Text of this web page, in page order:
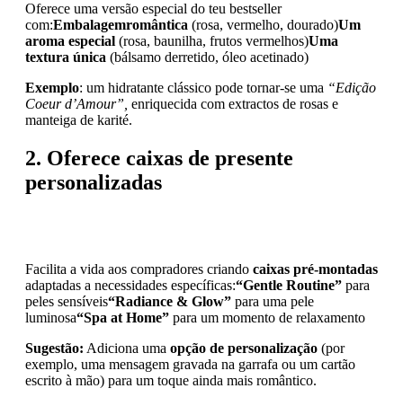
Oferece uma versão especial do teu bestseller
com:Embalagemromântica (rosa, vermelho, dourado)Um
aroma especial (rosa, baunilha, frutos vermelhos)Uma
textura única (bálsamo derretido, óleo acetinado)
Exemplo: um hidratante clássico pode tornar-se uma “Edição
Coeur d’Amour”, enriquecida com extractos de rosas e
manteiga de karité.
2. Oferece caixas de presente
personalizadas
Facilita a vida aos compradores criando caixas pré-montadas
adaptadas a necessidades específicas:“Gentle Routine” para
peles sensíveis“Radiance & Glow” para uma pele
luminosa“Spa at Home” para um momento de relaxamento
Sugestão: Adiciona uma opção de personalização (por
exemplo, uma mensagem gravada na garrafa ou um cartão
escrito à mão) para um toque ainda mais romântico.